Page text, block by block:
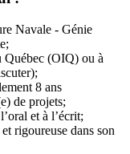
Navale - Génie
Québec (OIQ) ou à
8 ans
de projets;
et à l’écrit;
rigoureuse dans son